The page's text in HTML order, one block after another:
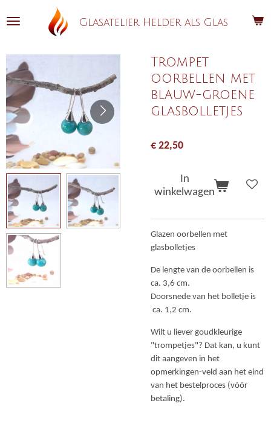
direct
hoofdinhoud
Glasatelier Helder als Glas
Trompet
oorbellen met
blauw-groene
glasbolletjes
€ 22,50
In
winkelwagen
Glazen oorbellen met
glasbolletjes
De lengte van de oorbellen is
ca. 3,6 cm.
Doorsnede van het bolletje is
ca. 1,2 cm.
Wilt u liever goudkleurige
"trompetjes"? Dat kan, u kunt
dit aangeven in het
opmerkingen-veld aan het eind
van het bestelproces (vóór
betaling).